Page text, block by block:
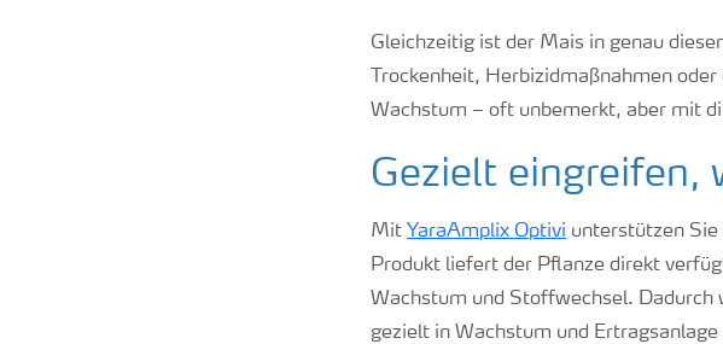
Gleichzeitig ist der Mais in genau
Trockenheit, Herbizidmaßnahmen
Wachstum – oft unbemerkt, aber mit
Gezielt eingreifen,
Mit YaraAmplix Optivi unterstützen Sie
Produkt liefert der Pflanze direkt
Wachstum und Stoffwechsel. Dadurch
gezielt in Wachstum und